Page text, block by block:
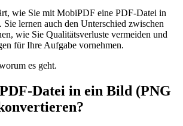
wie Sie mit MobiPDF eine PDF-Datei in
lernen auch den Unterschied zwischen
wie Sie Qualitätsverluste vermeiden und
für Ihre Aufgabe vornehmen.
es geht.
Datei in ein Bild (PNG